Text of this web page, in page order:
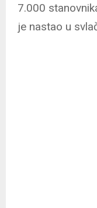
7.000
je nastao u